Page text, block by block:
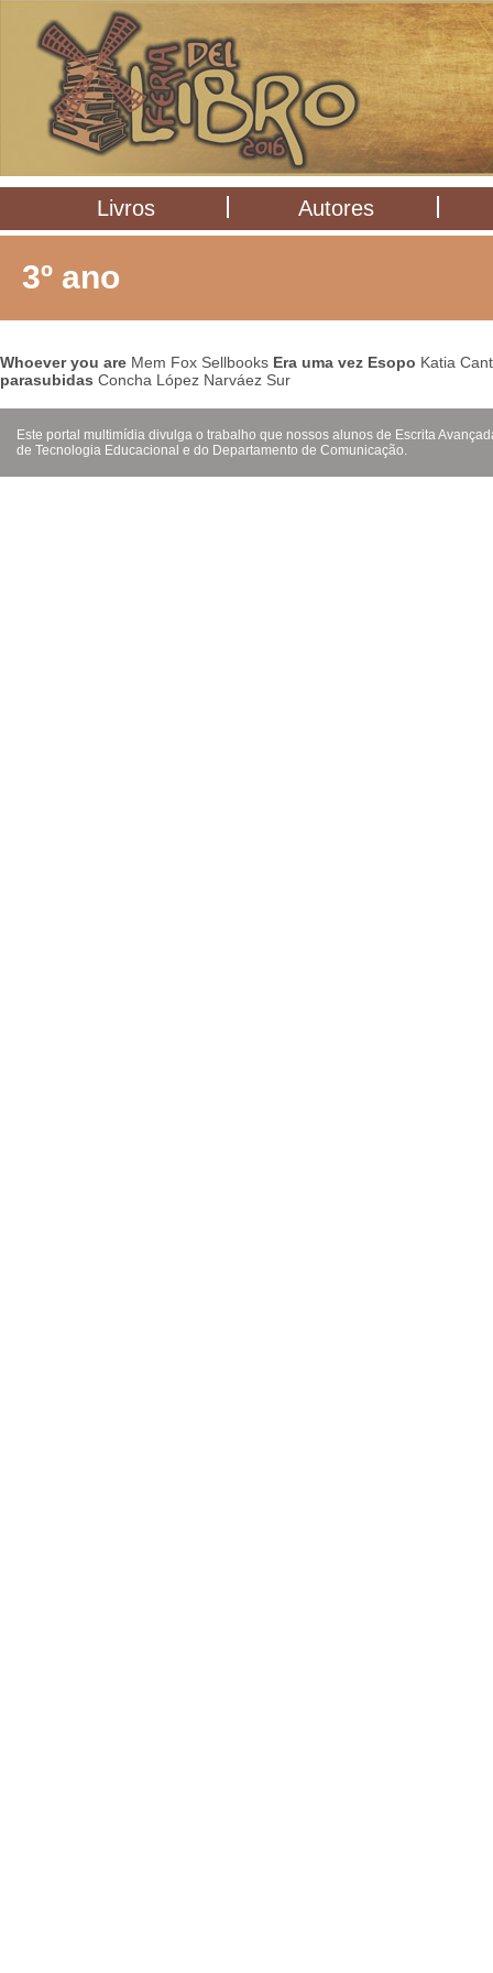
Livros Autores
3º ano
Whoever you are Mem Fox Sellbooks Era uma vez Esopo Katia
parasubidas Concha López Narváez Sur
Este portal multimídia divulga o trabalho que nossos alunos de Escrita
de Tecnologia Educacional e do Departamento de Comunicação.